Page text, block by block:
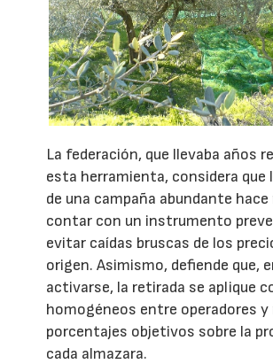
La federación, que llevaba años
esta herramienta, considera que
de una campaña abundante
contar con un instrumento
evitar caídas bruscas de los
origen. Asimismo, defiende que,
activarse, la retirada se aplique
homogéneos entre operadores
porcentajes objetivos sobre la
cada almazara.